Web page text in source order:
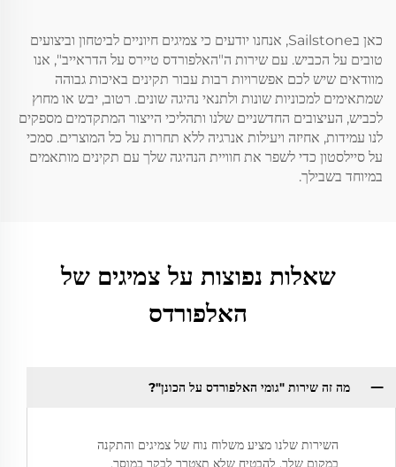
כאן בSailstone, אנחנו יודעים כי צמיגים חיוניים לביטחון וביצועים
טובים על הכביש. עם שירות ה"האלפורדס טיירס על הדראייב", אנו
מוודאים שיש לכם אפשרויות רבות עבור תקינים באיכות גבוהה
שמתאימים למכוניות שונות ולתנאי נהיגה שונים. רטוב, יבש או מחוץ
לכביש, העיצובים החדשניים שלנו ותהליכי הייצור המתקדמים מספקים
לנו עמידות, אחיזה ויעילות אנרגיה ללא תחרות על כל המוצרים. סמכי
על סיילסטון כדי לשפר את חוויית הנהיגה שלך עם תקינים מותאמים
במיוחד בשבילך.
שאלות נפוצות על צמיגים של
האלפורדס
מה זה שירות "גומי האלפורדס על הכונן"?
השירות שלנו מציע משלוח נוח של צמיגים והתקנה
במקום שלך, להבטיח שלא תצטרך לבקר במוסך.